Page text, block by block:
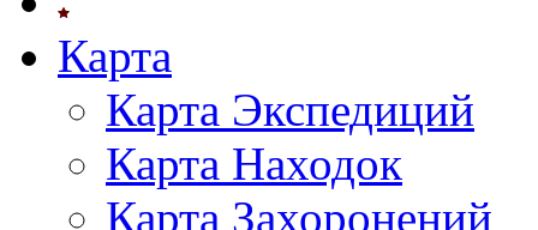
Карта
Карта Экспедиций
Карта Находок
Карта Захоронений